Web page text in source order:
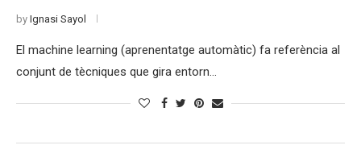
by Ignasi Sayol
El machine learning (aprenentatge automàtic) fa referència al
conjunt de tècniques que gira entorn…